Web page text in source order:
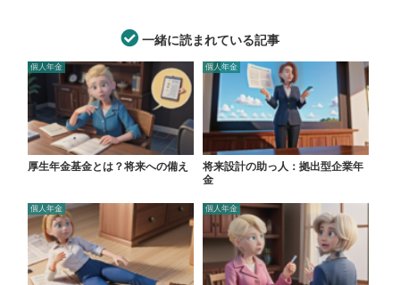
一緒に読まれている記事
個人年金
厚生年金基金とは？将来への備え
個人年金
将来設計の助っ人：拠出型企業年
金
個人年金 個人年金